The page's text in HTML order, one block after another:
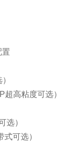
置
高粘度可选）
选）
可选）